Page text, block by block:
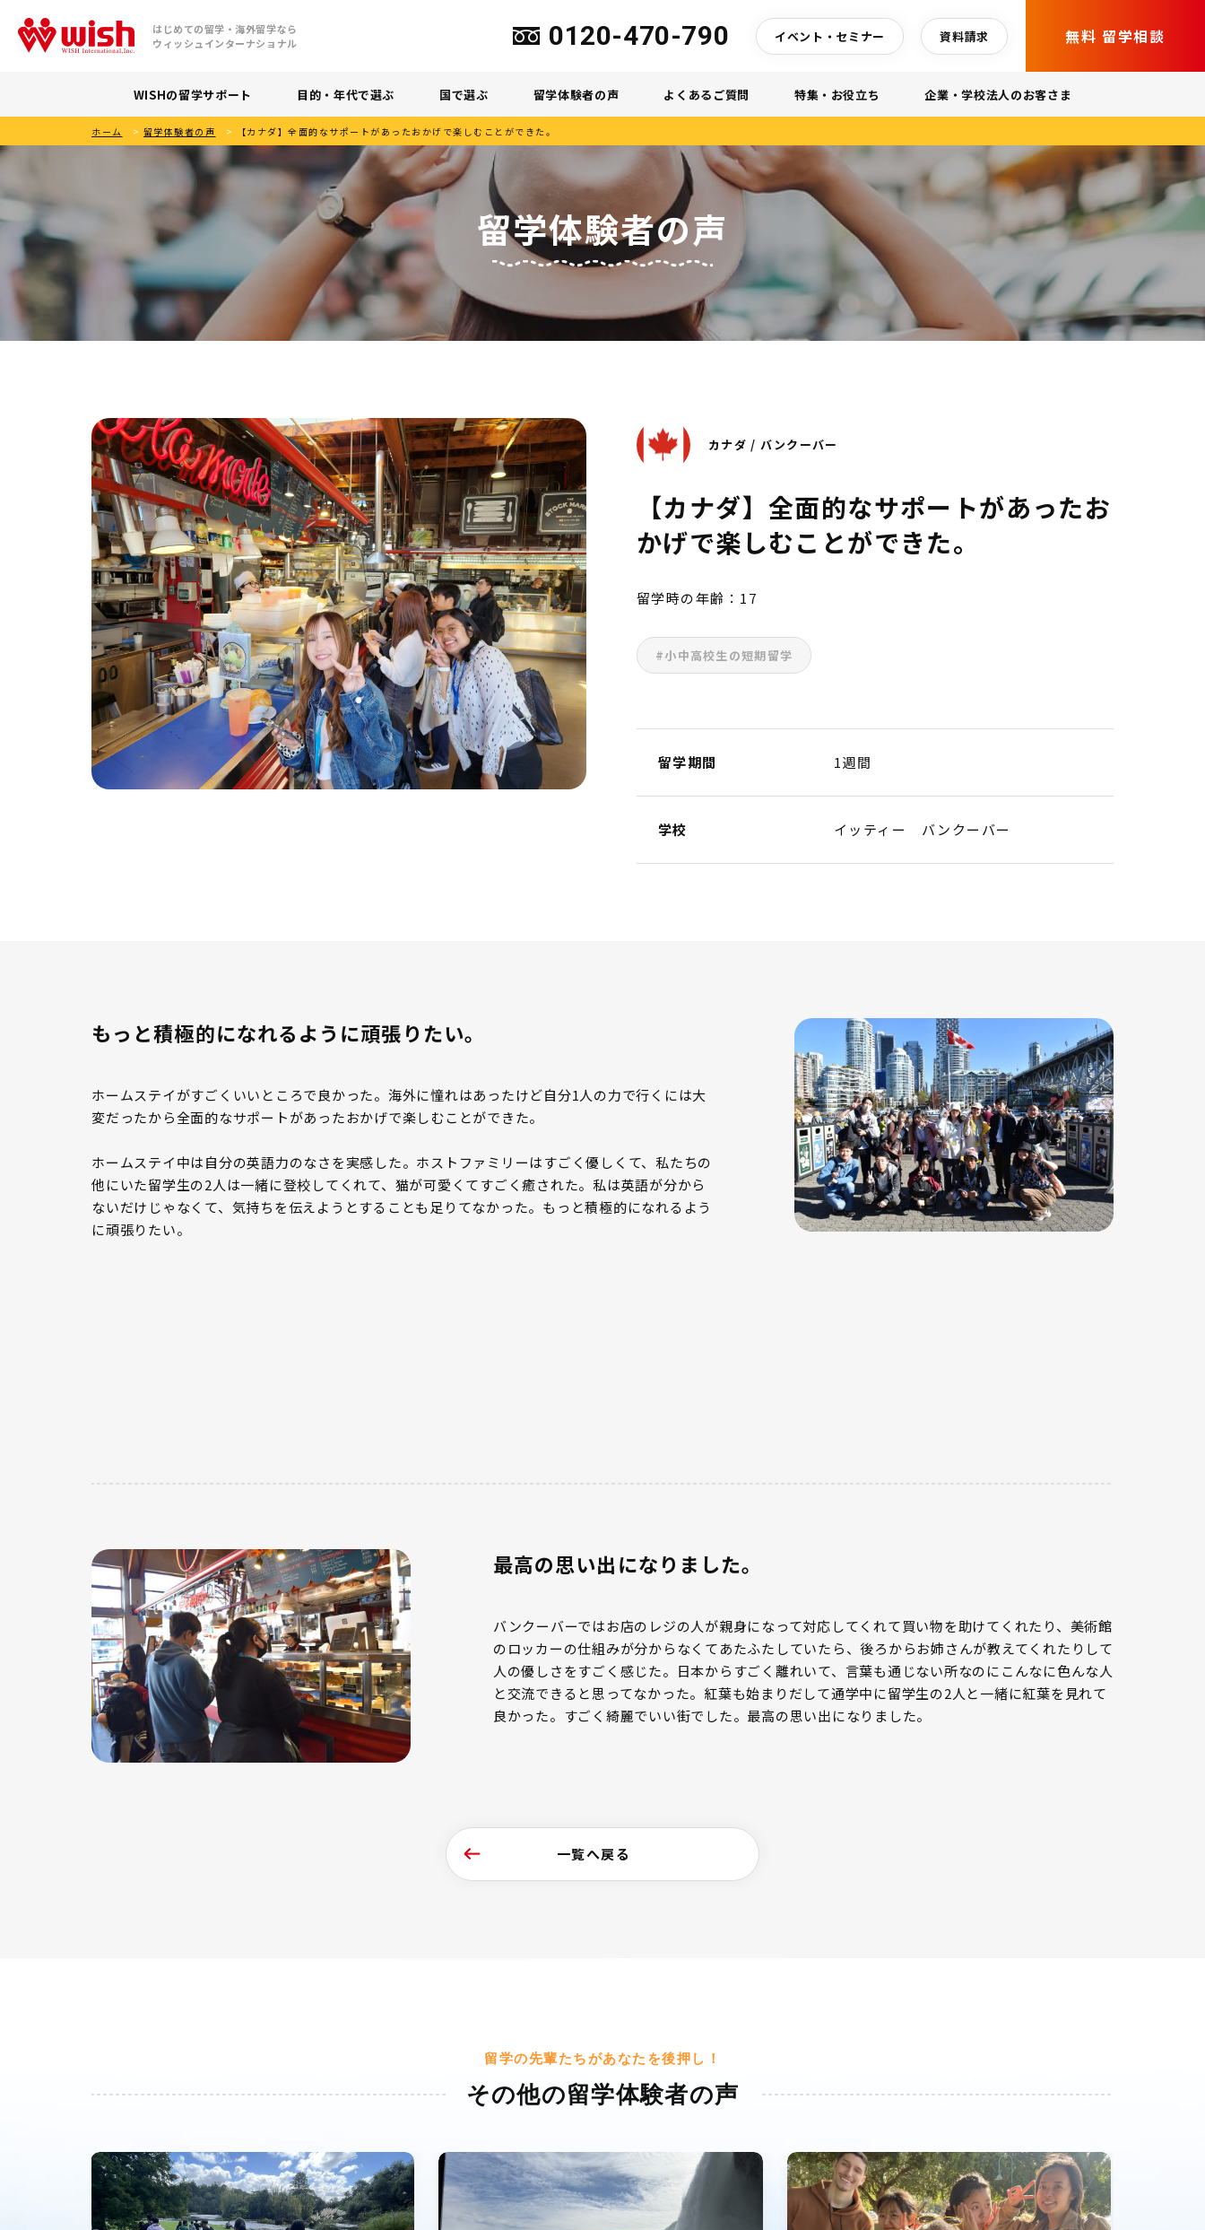
はじめての留学・海外留学なら
ウィッシュインターナショナル
0120-470-790 イベント・セミナー 資料請求 無料 留学相談
WISHの留学サポート 目的・年代で選ぶ 国で選ぶ 留学体験者の声 よくあるご質問 特集・お役立ち 企業・学校法人のお客さま
ホーム > 留学体験者の声 > 【カナダ】全面的なサポートがあったおかげで楽しむことができた。
留学体験者の声
カナダ / バンクーバー
【カナダ】全面的なサポートがあったお
かげで楽しむことができた。
留学時の年齢：17
#小中高校生の短期留学
留学期間 1週間
学校 イッティー バンクーバー
もっと積極的になれるように頑張りたい。
ホームステイがすごくいいところで良かった。海外に憧れはあったけど自分1人の力で行くには大
変だったから全面的なサポートがあったおかげで楽しむことができた。
ホームステイ中は自分の英語力のなさを実感した。ホストファミリーはすごく優しくて、私たちの
他にいた留学生の2人は一緒に登校してくれて、猫が可愛くてすごく癒された。私は英語が分から
ないだけじゃなくて、気持ちを伝えようとすることも足りてなかった。もっと積極的になれるよう
に頑張りたい。
最高の思い出になりました。
バンクーバーではお店のレジの人が親身になって対応してくれて買い物を助けてくれたり、美術館
のロッカーの仕組みが分からなくてあたふたしていたら、後ろからお姉さんが教えてくれたりして
人の優しさをすごく感じた。日本からすごく離れいて、言葉も通じない所なのにこんなに色んな人
と交流できると思ってなかった。紅葉も始まりだして通学中に留学生の2人と一緒に紅葉を見れて
良かった。すごく綺麗でいい街でした。最高の思い出になりました。
一覧へ戻る
留学の先輩たちがあなたを後押し！
その他の留学体験者の声